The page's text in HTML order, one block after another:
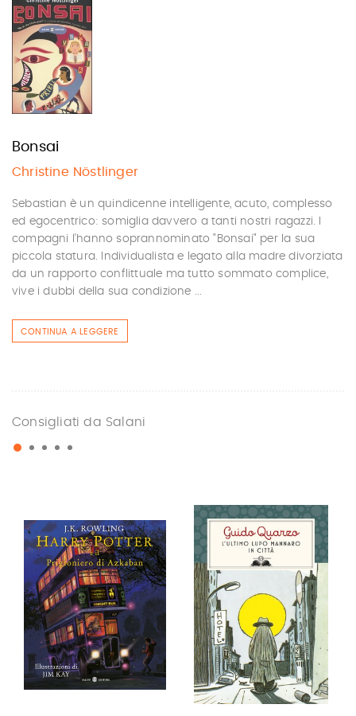
Bonsai
Christine Nöstlinger
Sebastian è un quindicenne intelligente, acuto, complesso
ed egocentrico: somiglia davvero a tanti nostri ragazzi. I
compagni l'hanno soprannominato "Bonsai" per la sua
piccola statura. Individualista e legato alla madre divorziata
da un rapporto conflittuale ma tutto sommato complice,
vive i dubbi della sua condizione ...
CONTINUA A LEGGERE
Consigliati da Salani